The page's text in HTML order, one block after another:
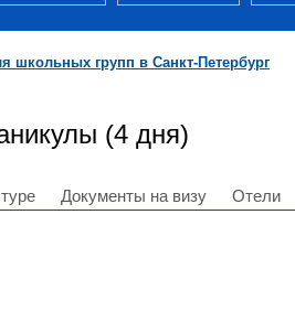
школьных групп в Санкт-Петербург
(4 дня)
Документы на визу Отели